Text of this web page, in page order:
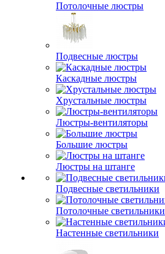
Потолочные люстры
Подвесные люстры
Каскадные люстры
Хрустальные люстры
Люстры-вентиляторы
Большие люстры
Люстры на штанге
Подвесные светильники
Потолочные светильники
Настенные светильники